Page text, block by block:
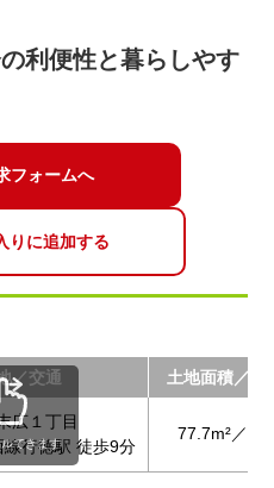
の利便性と暮らしやす
フォームへ
りに追加する
／交通 土地面積／建
広１丁目
行徳駅 徒歩9分
77.7m²／
できます